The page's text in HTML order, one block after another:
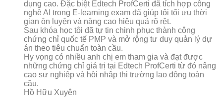
dụng cao. Đặc biệt Edtech ProfCerti đã tích hợp công
nghệ AI trong E-learning exam đã giúp tôi tối ưu thời
gian ôn luyện và nâng cao hiệu quả rõ rệt.
Sau khóa học tôi đã tự tin chinh phục thành công
chứng chỉ quốc tế PMP và mở rộng tư duy quản lý dự
án theo tiêu chuẩn toàn cầu.
Hy vọng có nhiều anh chị em tham gia và đạt được
những chứng chỉ giá trị tại Edtech ProfCerti từ đó nâng
cao sự nghiệp và hội nhập thị trường lao động toàn
cầu.
Hồ Hữu Xuyên